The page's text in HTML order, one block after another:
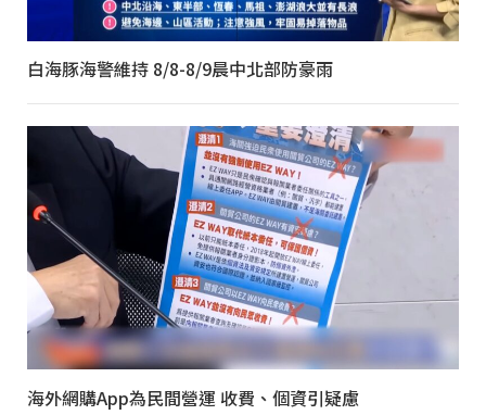
白海豚海警維持 8/8-8/9晨中北部防豪雨
海外網購App為民間營運 收費、個資引疑慮